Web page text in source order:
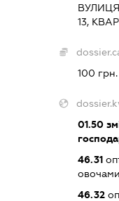
13,
100 грн.
01.50
46.31
овочами
46.32